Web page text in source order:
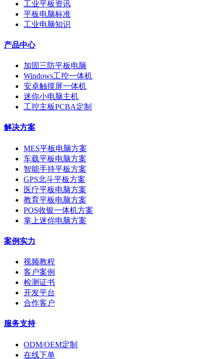
工业平板资讯
平板电脑标准
工业电脑知识
产品中心
加固三防平板电脑
Windows工控一体机
安卓触摸屏一体机
迷你小电脑主机
工控主板PCBA定制
解决方案
MES平板电脑方案
车载平板电脑方案
智能手持平板方案
GPS北斗平板方案
医疗平板电脑方案
教育平板电脑方案
POS收银一体机方案
掌上迷你电脑方案
案例实力
视频教程
客户案例
检测证书
开发平台
合作客户
服务支持
ODM/OEM定制
在线下单